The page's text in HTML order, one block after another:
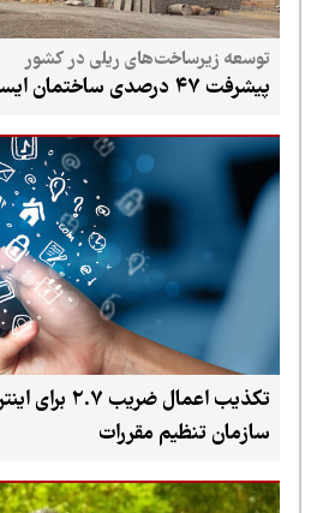
توسعه زیرساخت‌های ریلی در کشور
پیشرفت ۴۷ درصدی ساختمان ایستگاه راه‌آهن سبزوار
تکذیب اعمال ضریب ۲.۷
سازمان تنظیم مقررات